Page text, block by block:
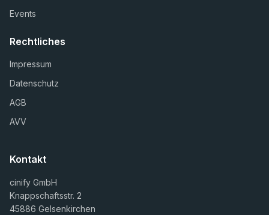
Events
Rechtliches
Impressum
Datenschutz
AGB
AVV
Kontakt
cinify GmbH
Knappschaftsstr. 2
45886 Gelsenkirchen